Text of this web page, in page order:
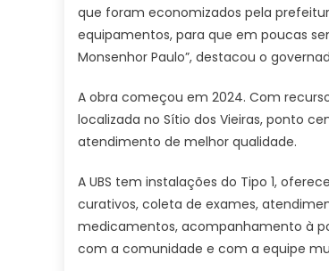
que foram economizados pela
equipamentos, para que em poucas
Monsenhor Paulo”, destacou o
A obra começou em 2024. Com
localizada no Sítio dos Vieiras, ponto
atendimento de melhor qualidade.
A UBS tem instalações do Tipo 1,
curativos, coleta de exames,
medicamentos, acompanhamento à
com a comunidade e com a equipe